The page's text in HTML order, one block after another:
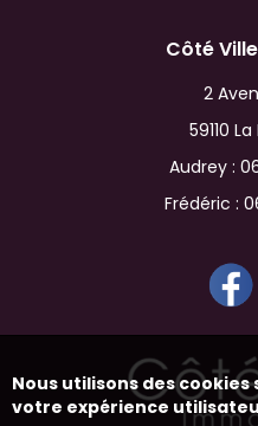
Côté
2
59110
Audrey :
Frédéric :
Nous utilisons des
votre expérience